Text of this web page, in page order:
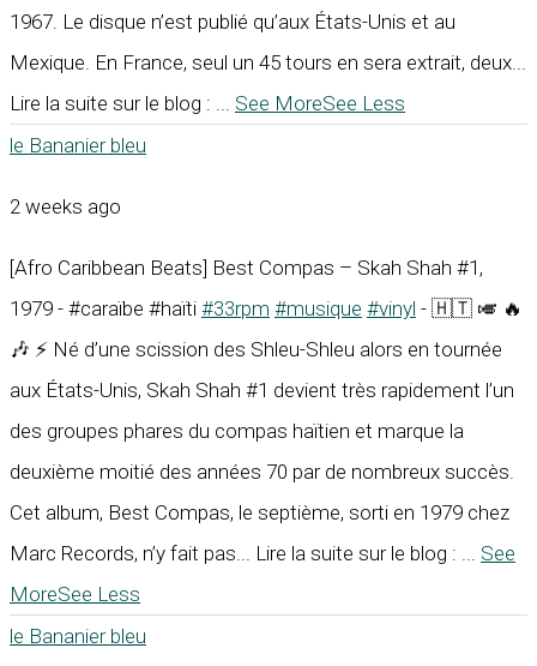
1967. Le disque n’est publié qu’aux États-Unis et au
Mexique. En France, seul un 45 tours en sera extrait, deux...
Lire la suite sur le blog : ... See MoreSee Less
le Bananier bleu
2 weeks ago
[Afro Caribbean Beats] Best Compas – Skah Shah #1,
1979 - #caraïbe #haïti #33rpm #musique #vinyl - 🇭🇹 🎺 🔥
🎶 ⚡ Né d’une scission des Shleu-Shleu alors en tournée
aux États-Unis, Skah Shah #1 devient très rapidement l’un
des groupes phares du compas haïtien et marque la
deuxième moitié des années 70 par de nombreux succès.
Cet album, Best Compas, le septième, sorti en 1979 chez
Marc Records, n’y fait pas... Lire la suite sur le blog : ... See
MoreSee Less
le Bananier bleu